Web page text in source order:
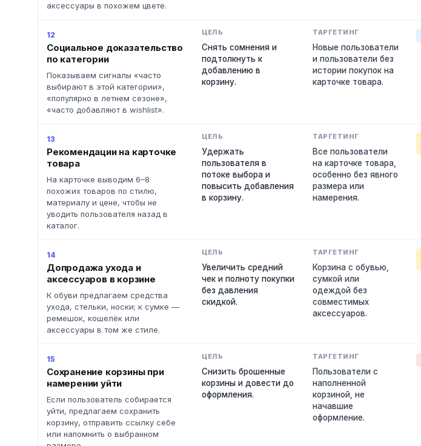
аксессуары в похожем цвете.
12
Социальное доказательство
по категории
Показываем сигналы «часто
выбирают в этой категории»,
«популярно в летнем сезоне»,
«часто добавляют в wishlist».
Снять сомнения и
подтолкнуть к
добавлению в
корзину.
Новые пользователи
и пользователи без
истории покупок на
карточке товара.
13
Рекомендации на карточке
товара
На карточке выводим 6–8
похожих товаров по стилю,
материалу и цене, чтобы не
уводить пользователя назад в
каталог.
Удержать
пользователя в
потоке выбора и
повысить добавления
в корзину.
Все пользователи
на карточке товара,
особенно без явного
размера или
намерения.
14
Допродажа ухода и
аксессуаров в корзине
К обуви предлагаем средства
ухода, стельки, носки; к сумке —
ремешок, кошелёк или
аксессуары в том же стиле.
Увеличить средний
чек и полноту покупки
без давления
скидкой.
Корзина с обувью,
сумкой или
одеждой без
совместимых
аксессуаров.
15
Сохранение корзины при
намерении уйти
Если пользователь собирается
уйти, предлагаем сохранить
корзину, отправить ссылку себе
или напомнить о выбранном
Снизить брошенные
корзины и довести до
оформления.
Пользователи с
наполненной
корзиной, не
начавшие
оформление.